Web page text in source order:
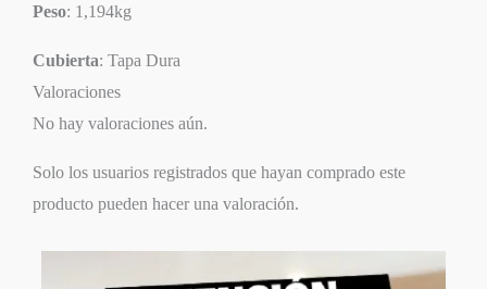
Peso: 1,194kg
Cubierta: Tapa Dura
Valoraciones
No hay valoraciones aún.
Solo los usuarios registrados que hayan comprado este
producto pueden hacer una valoración.